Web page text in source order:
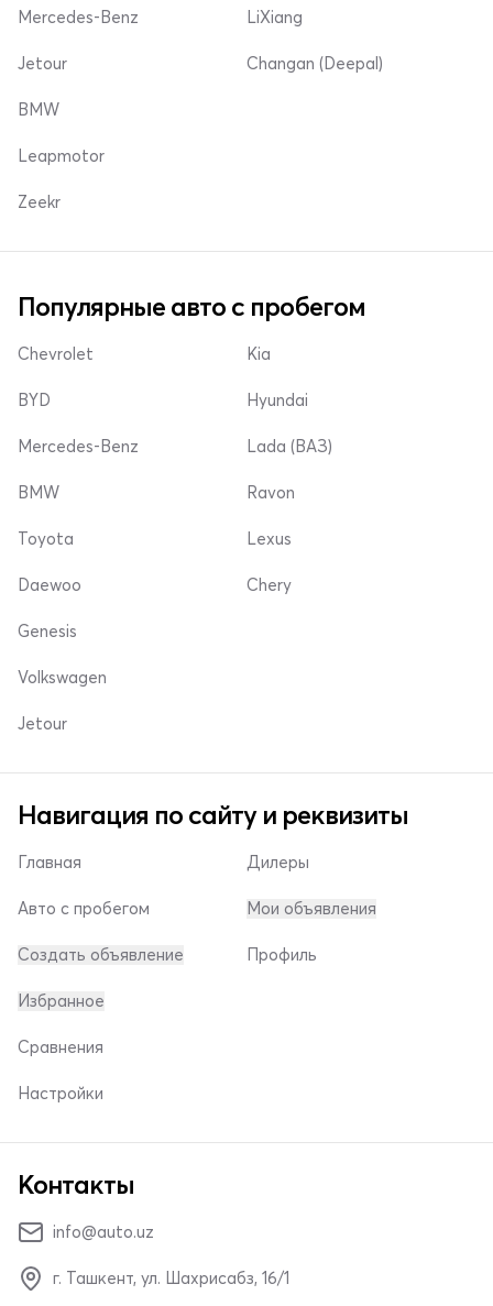
Mercedes-Benz
Jetour
LiXiang
Changan (Deepal)
BMW
Leapmotor
Zeekr
Популярные авто с пробегом
Chevrolet
BYD
Mercedes-Benz
Kia
Hyundai
Lada (ВАЗ)
BMW
Toyota
Daewoo
Ravon
Lexus
Chery
Genesis
Volkswagen
Jetour
Навигация по сайту и реквизиты
Главная
Авто с пробегом
Создать объявление
Дилеры
Мои объявления
Профиль
Избранное
Сравнения
Настройки
Контакты
info@auto.uz
г. Ташкент, ул. Шахрисабз, 16/1